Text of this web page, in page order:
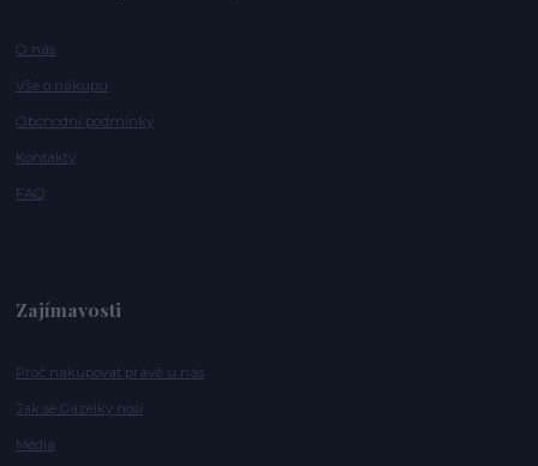
O nás
Vše o nákupu
Obchodní podmínky
Kontakty
FAQ
Zajímavosti
Proč nakupovat právě u nás
Jak se Gazelky nosí
Média